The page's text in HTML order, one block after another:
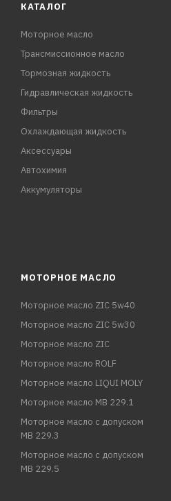
КАТАЛОГ
Моторное масло
Трансмиссионное масло
Тормозная жидкость
Гидравлическая жидкость
Фильтры
Охлаждающая жидкость
Аксессуары
Автохимия
Аккумуляторы
МОТОРНОЕ МАСЛО
Моторное масло ZIC 5w40
Моторное масло ZIC 5w30
Моторное масло ZIC
Моторное масло ROLF
Моторное масло LIQUI MOLY
Моторное масло MB 229.1
Моторное масло с допуском
MB 229.3
Моторное масло с допуском
MB 229.5